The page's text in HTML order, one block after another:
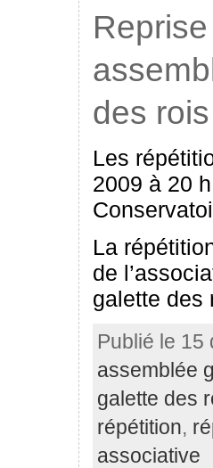
des rois
Les
2009 à 20
La
de
galette des
Publié le
assemblée
galette des
répétition,
associative